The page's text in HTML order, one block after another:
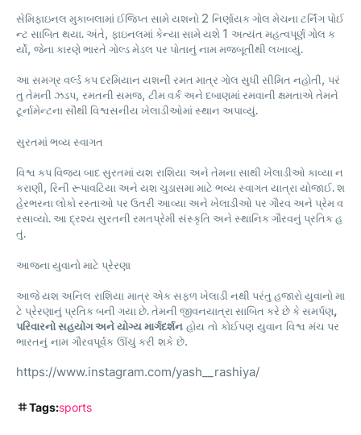
સેમિફાઇનલ મુકાબલામાંઈજિપ્ત સામેયશનો 2 નિર્ણાયકગોલ મેચનાટર્નિંગપોઈ
ન્ટ સાબિત થયા. અંતે, ફાઇનલમાંકેન્યાસામેયશે 1 અત્યંત મહત્વપૂર્ણગોલ ક
ર્યો, જેનાકારણેભારતે ગોલ્ડમેડલ પર પોતાનું નામમજબૂતીથી લખાવ્યું.
આ સમગ્ર વર્લ્ડકપદરમિયાન યશની રમત માત્ર ગોલ સુધી સીમિત નહોતી, પરં
તુ તેમની ઝડપ, રમતની સમજ, ટીમવર્ક અને દબાણમાંરમવાની ક્ષમતાએ તેમને
ટૂર્નામેન્ટનાસૌથી વિશ્વસનીય ખેલાડીઓમાંસ્થાન અપાવ્યું.
સુરતમાંભવ્ય સ્વાગત
વિશ્વ કપ વિજય બાદસુરતમાંયશ રાશિયા અને તેમનાસાથી ખેલાડીઓ કાવ્યાન
કરાણી, રિની રૂપાવટિયા અને યશચુડાસમામાટે ભવ્ય સ્વાગત યાત્રાયોજાઈ.શ
હેરભરનાલોકોરસ્તાઓ પર ઉતરી આવ્યા અને ખેલાડીઓ પર ગૌરવ અને પ્રેમવ
રસાવ્યો. આ દ્રશ્ય સુરતની રમતપ્રેમી સંસ્કૃતિ અને સ્થાનિકગૌરવનું પ્રતિકહ
તું.
આજનાયુવાનોમાટે પ્રેરણા
આજેયશ અનિલ રાશિયા માત્ર એકસફળખેલાડી નથી પરંતુ હજારોયુવાનોમા
ટે પ્રેરણાનું પ્રતિકબની ગયાછે.તેમની જીવનયાત્રાસાબિત કરે છેકેસમર્પણ,
પરિવારનોસહયોગઅનેયોગ્યમાર્ગદર્શન હોય તો કોઈપણ યુવાન વિશ્વ મંચ પર
ભારતનું નામ ગૌરવપૂર્વક ઊંચું કરી શકે છે.
https://www.instagram.com/yash__rashiya/
Tags:sports